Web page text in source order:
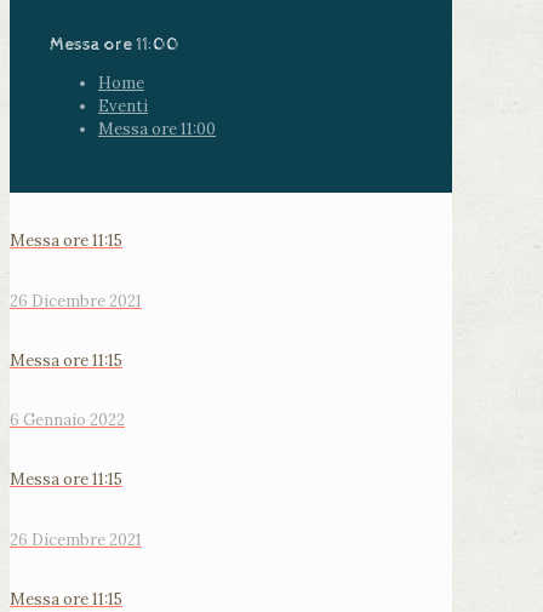
Messa ore 11:00
Home
Eventi
Messa ore 11:00
Messa ore 11:15
26 Dicembre 2021
Messa ore 11:15
6 Gennaio 2022
Messa ore 11:15
26 Dicembre 2021
Messa ore 11:15